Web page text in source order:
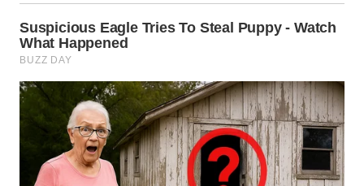
WN
TANJUNG
WN
KARO